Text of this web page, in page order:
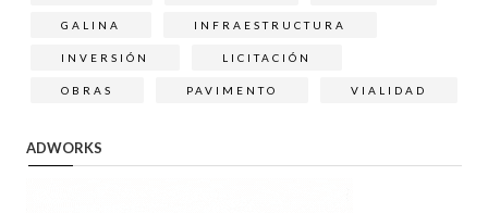
GALINA INFRAESTRUCTURA
INVERSIÓN LICITACIÓN
OBRAS PAVIMENTO VIALIDAD
ADWORKS